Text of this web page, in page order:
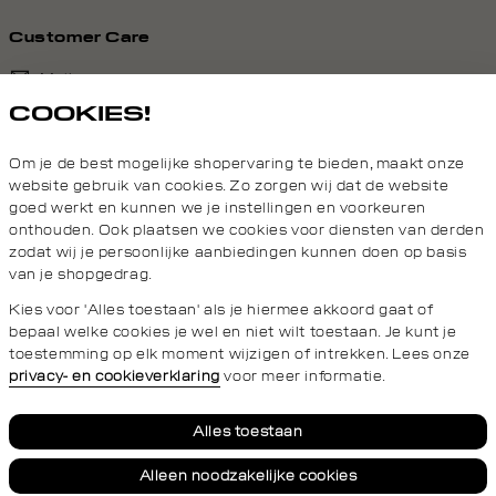
Customer Care
Mail ons
Van maandag t/m vrijdag van 8.30 uur tot 18.00 uur.
Service
Privacy- en cookieverklaringAlgemene Voorwaarden
COOKIES!
Om je de best mogelijke shopervaring te bieden, maakt onze
website gebruik van cookies. Zo zorgen wij dat de website
goed werkt en kunnen we je instellingen en voorkeuren
onthouden. Ook plaatsen we cookies voor diensten van derden
zodat wij je persoonlijke aanbiedingen kunnen doen op basis
van je shopgedrag.
Kies voor 'Alles toestaan' als je hiermee akkoord gaat of
bepaal welke cookies je wel en niet wilt toestaan. Je kunt je
toestemming op elk moment wijzigen of intrekken. Lees onze
privacy- en cookieverklaring voor meer informatie.
Alles toestaan
Alleen noodzakelijke cookies